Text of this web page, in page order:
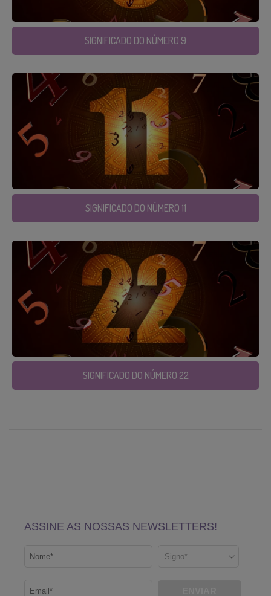
SIGNIFICADO DO NÚMERO 9
SIGNIFICADO DO NÚMERO 11
SIGNIFICADO DO NÚMERO 22